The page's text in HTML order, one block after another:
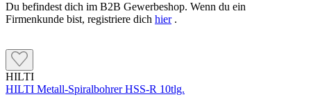
Du befindest dich im B2B Gewerbeshop. Wenn du ein
Firmenkunde bist, registriere dich hier.
HILTI
HILTI Metall-Spiralbohrer HSS-R 10tlg.